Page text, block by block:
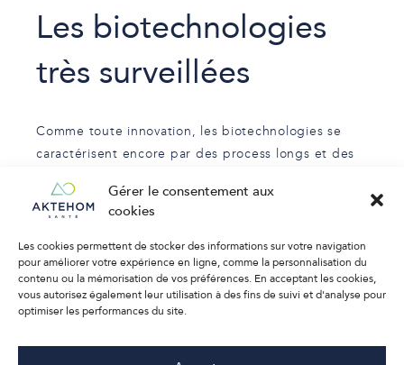
Gérer le consentement aux
cookies
Les cookies permettent de stocker des informations sur votre navigation
pour améliorer votre expérience en ligne, comme la personnalisation du
contenu ou la mémorisation de vos préférences. En acceptant les cookies,
vous autorisez également leur utilisation à des fins de suivi et d'analyse pour
optimiser les performances du site.
Les biotechnologies
très surveillées
Comme toute innovation, les biotechnologies se
caractérisent encore par des process longs et des
Variabilité des matières, des procédés de
fabrication, des produits et même du cadre
réglementaire qui nécessitent une expertise solide
à tous les niveaux qu’Aktehom est en mesure
d’apporter.